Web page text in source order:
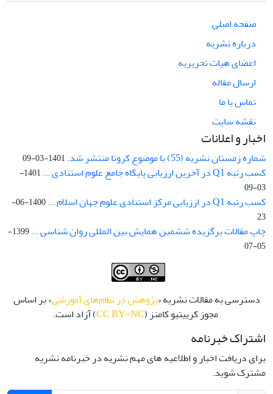
صفحه اصلی
درباره نشریه
اعضای هیات تحریریه
ارسال مقاله
تماس با ما
نقشه سایت
اخبار و اعلانات
شماره زمستان نشریه (55) با موضوع کرونا منتشر شد. 1401-03-09
کسب رتبه Q1 در آخرین ارزیابی پایگاه جامع علوم استنادی ...
1401-
03-09
کسب رتبه Q1 در ارزیابی مرکز استنادی علوم جهان اسلام ...
1400-06-
23
چاپ مقالات برگزیده ششمین همایش بین المللی روان شناسی ...
1399-
05-07
دسترسی به مقالات نشریه «پژوهش در نظام‌های آموزشی» بر اساس
مجوز کرییتیو کامنز (CC BY-NC) آزاد است.
اشتراک خبرنامه
برای دریافت اخبار و اطلاعیه های مهم نشریه در خبرنامه نشریه
مشترک شوید.